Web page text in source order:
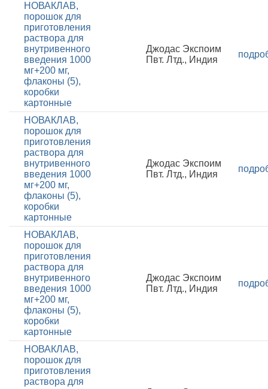
НОВАКЛАВ,
порошок для
приготовления
раствора для
внутривенного
введения 1000
мг+200 мг,
флаконы (5),
коробки
картонные
Джодас Экспоим
Пвт. Лтд., Индия
НОВАКЛАВ,
порошок для
приготовления
раствора для
внутривенного
введения 1000
мг+200 мг,
флаконы (5),
коробки
картонные
Джодас Экспоим
Пвт. Лтд., Индия
НОВАКЛАВ,
порошок для
приготовления
раствора для
внутривенного
введения 1000
мг+200 мг,
флаконы (5),
коробки
картонные
Джодас Экспоим
Пвт. Лтд., Индия
НОВАКЛАВ,
порошок для
приготовления
раствора для